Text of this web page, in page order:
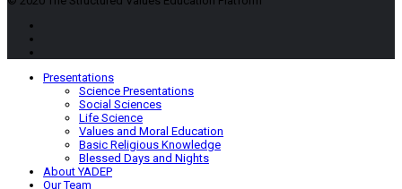
Presentations
Science Presentations
Social Sciences
Life Science
Values and Moral Education
Basic Religious Knowledge
Blessed Days and Nights
About YADEP
Our Team